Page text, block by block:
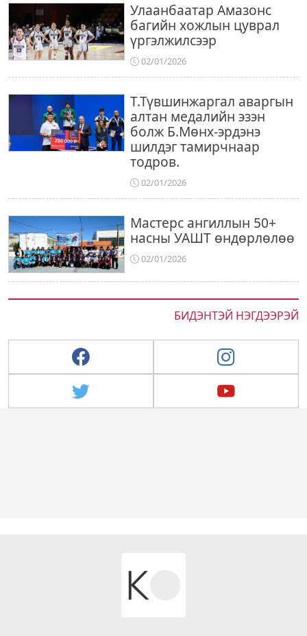
Улаанбаатар Амазонс
багийн хожлын цуврал
үргэлжилсээр
02/01/2026
Т.Түвшинжаргал аваргын
алтан медалийн эзэн
болж Б.Мөнх-эрдэнэ
шилдэг тамирчнаар
тодров.
02/01/2026
Мастерс ангиллын 50+
насны УАШТ өндөрлөлөө
02/01/2026
БИДЭНТЭЙ НЭГДЭЭРЭЙ